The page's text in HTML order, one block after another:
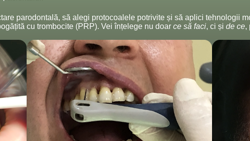
parodontală, să alegi protocoalele potrivite și să aplici tehnologii
cu trombocite (PRP). Vei înțelege nu doarce să faci, ci șide ce,